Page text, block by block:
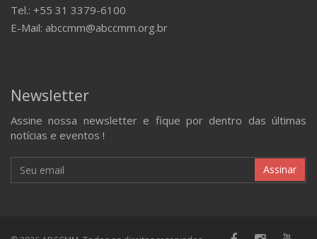
Tel.: +55 31 3379-6100
E-Mail: abccmm@abccmm.org.br
Newsletter
Assine nossa newsletter e fique por dentro das últimas
notícias e eventos !
Assinar